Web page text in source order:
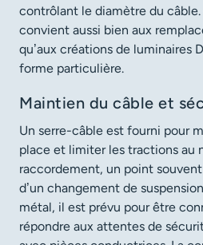
contrôlant le diamètre du
convient aussi bien aux
qu’aux créations de luminaires
forme particulière.
Maintien du câble et
Un serre-câble est fourni pour
place et limiter les tractions au
raccordement, un point
d’un changement de
métal, il est prévu pour être
répondre aux attentes de